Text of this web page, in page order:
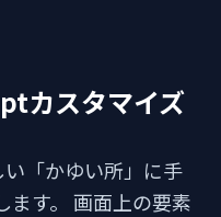
カスタマイズ
「かゆい所」に手
ます。 画面上の要素